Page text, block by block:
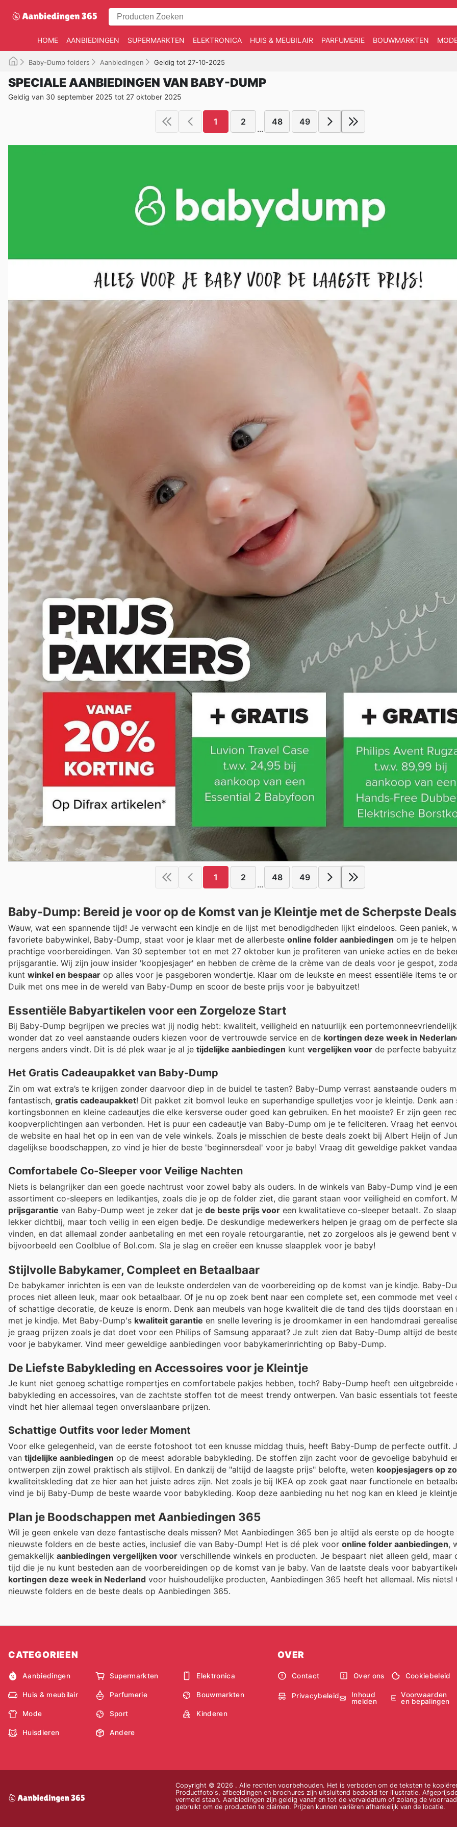
HOME AANBIEDINGEN SUPERMARKTEN ELEKTRONICA HUIS & MEUBILAIR PARFUMERIE BOUWMARKTEN
Baby-Dump folders Aanbiedingen Geldig tot 27-10-2025
SPECIALE AANBIEDINGEN VAN BABY-DUMP
Geldig van 30 september 2025 tot 27 oktober 2025
1 2
...
48 49
1 2
...
48 49
Baby-Dump: Bereid je voor op de Komst van je Kleintje met de Scherpste
Wauw, wat een spannende tijd! Je verwacht een kindje en de lijst met benodigdheden lijkt eindeloos. Geen paniek,
favoriete babywinkel, Baby-Dump, staat voor je klaar met de allerbeste online folder aanbiedingen om je te
prachtige voorbereidingen. Van 30 september tot en met 27 oktober kun je profiteren van unieke acties en de
prijsgarantie. Wij zijn jouw insider 'koopjesjager' en hebben de crème de la crème van de deals voor je gespot,
kunt winkel en bespaar op alles voor je pasgeboren wondertje. Klaar om de leukste en meest essentiële items te
Duik met ons mee in de wereld van Baby-Dump en scoor de beste prijs voor je babyuitzet!
Essentiële Babyartikelen voor een Zorgeloze Start
Bij Baby-Dump begrijpen we precies wat jij nodig hebt: kwaliteit, veiligheid en natuurlijk een
wonder dat zo veel aanstaande ouders kiezen voor de vertrouwde service en de kortingen deze week in
nergens anders vindt. Dit is dé plek waar je al je tijdelijke aanbiedingen kunt vergelijken voor de perfecte
Het Gratis Cadeaupakket van Baby-Dump
Zin om wat extra’s te krijgen zonder daarvoor diep in de buidel te tasten? Baby-Dump verrast aanstaande ouders
fantastisch, gratis cadeaupakket! Dit pakket zit bomvol leuke en superhandige spulletjes voor je kleintje. Denk aan
kortingsbonnen en kleine cadeautjes die elke kersverse ouder goed kan gebruiken. En het mooiste? Er zijn geen
koopverplichtingen aan verbonden. Het is puur een cadeautje van Baby-Dump om je te feliciteren. Vraag het
de website en haal het op in een van de vele winkels. Zoals je misschien de beste deals zoekt bij Albert Heijn of
dagelijkse boodschappen, zo vind je hier de beste 'beginnersdeal' voor je baby! Vraag dit geweldige pakket
Comfortabele Co-Sleeper voor Veilige Nachten
Niets is belangrijker dan een goede nachtrust voor zowel baby als ouders. In de winkels van Baby-Dump vind je
assortiment co-sleepers en ledikantjes, zoals die je op de folder ziet, die garant staan voor veiligheid en comfort.
prijsgarantie van Baby-Dump weet je zeker dat je de beste prijs voor een kwalitatieve co-sleeper betaalt. Zo
lekker dichtbij, maar toch veilig in een eigen bedje. De deskundige medewerkers helpen je graag om de perfecte
vinden, en dat allemaal zonder aanbetaling en met een royale retourgarantie, net zo zorgeloos als je gewend bent
bijvoorbeeld een Coolblue of Bol.com. Sla je slag en creëer een knusse slaapplek voor je baby!
Stijlvolle Babykamer, Compleet en Betaalbaar
De babykamer inrichten is een van de leukste onderdelen van de voorbereiding op de komst van je kindje. Baby-
proces niet alleen leuk, maar ook betaalbaar. Of je nu op zoek bent naar een complete set, een commode met veel
of schattige decoratie, de keuze is enorm. Denk aan meubels van hoge kwaliteit die de tand des tijds doorstaan en
met je kindje. Met Baby-Dump's kwaliteit garantie en snelle levering is je droomkamer in een handomdraai
je graag prijzen zoals je dat doet voor een Philips of Samsung apparaat? Je zult zien dat Baby-Dump altijd de
voor je babykamer. Vind meer geweldige aanbiedingen voor babykamerinrichting op Baby-Dump.
De Liefste Babykleding en Accessoires voor je Kleintje
Je kunt niet genoeg schattige rompertjes en comfortabele pakjes hebben, toch? Baby-Dump heeft een uitgebreide
babykleding en accessoires, van de zachtste stoffen tot de meest trendy ontwerpen. Van basic essentials tot
vindt het hier allemaal tegen onverslaanbare prijzen.
Schattige Outfits voor Ieder Moment
Voor elke gelegenheid, van de eerste fotoshoot tot een knusse middag thuis, heeft Baby-Dump de perfecte outfit.
van tijdelijke aanbiedingen op de meest adorable babykleding. De stoffen zijn zacht voor de gevoelige babyhuid
ontwerpen zijn zowel praktisch als stijlvol. En dankzij de "altijd de laagste prijs" belofte, weten koopjesjagers op
kwaliteitskleding dat ze hier aan het juiste adres zijn. Net zoals je bij IKEA op zoek gaat naar functionele en
vind je bij Baby-Dump de beste waarde voor babykleding. Koop deze aanbieding nu het nog kan en kleed je
Plan je Boodschappen met Aanbiedingen 365
Wil je geen enkele van deze fantastische deals missen? Met Aanbiedingen 365 ben je altijd als eerste op de hoogte
nieuwste folders en de beste acties, inclusief die van Baby-Dump! Het is dé plek voor online folder aanbiedingen,
gemakkelijk aanbiedingen vergelijken voor verschillende winkels en producten. Je bespaart niet alleen geld, maar
tijd die je nu kunt besteden aan de voorbereidingen op de komst van je baby. Van de laatste deals voor
kortingen deze week in Nederland voor huishoudelijke producten, Aanbiedingen 365 heeft het allemaal. Mis niets!
nieuwste folders en de beste deals op Aanbiedingen 365.
CATEGORIEEN
Aanbiedingen Supermarkten Elektronica
Huis & meubilair Parfumerie Bouwmarkten
Mode Sport Kinderen
Huisdieren Andere
OVER
Contact Over ons Cookiebeleid
Privacybeleid
Inhoud
melden
Voorwaarden
en bepalingen
Copyright © 2026 . Alle rechten voorbehouden. Het is verboden om de teksten te
Productfoto's, afbeeldingen en brochures zijn uitsluitend bedoeld ter illustratie.
vermeld staan. Aanbiedingen zijn geldig vanaf en tot de vervaldatum of zolang de
gebruikt om de producten te claimen. Prijzen kunnen variëren afhankelijk van de locatie.